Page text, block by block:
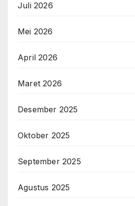
Juli 2026
Mei 2026
April 2026
Maret 2026
Desember 2025
Oktober 2025
September 2025
Agustus 2025